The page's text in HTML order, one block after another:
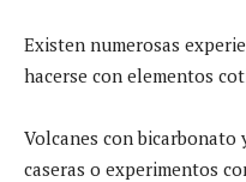
Existen numerosas
hacerse con elementos
Volcanes con bicarbonato
caseras o experimentos